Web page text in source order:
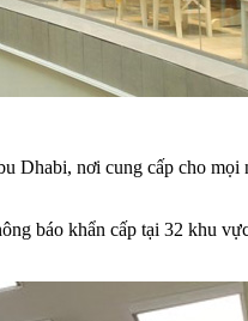
nơi cung cấp cho mọi
báo khẩn cấp tại 32 khu